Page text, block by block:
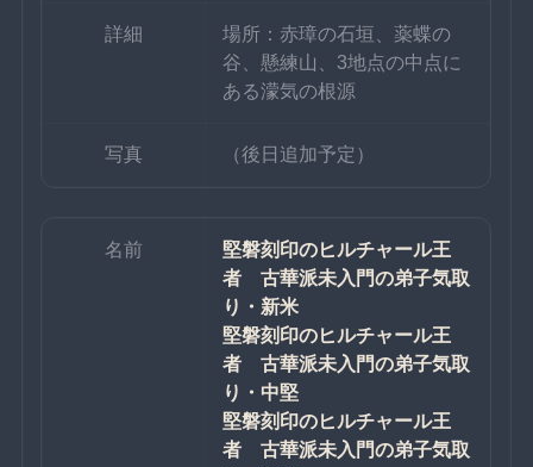
詳細
場所：赤璋の石垣、薬蝶の
谷、懸練山、3地点の中点に
ある濛気の根源
写真 （後日追加予定）
名前
堅磐刻印のヒルチャール王
者　古華派未入門の弟子気取
り・新米
堅磐刻印のヒルチャール王
者　古華派未入門の弟子気取
り・中堅
堅磐刻印のヒルチャール王
者　古華派未入門の弟子気取